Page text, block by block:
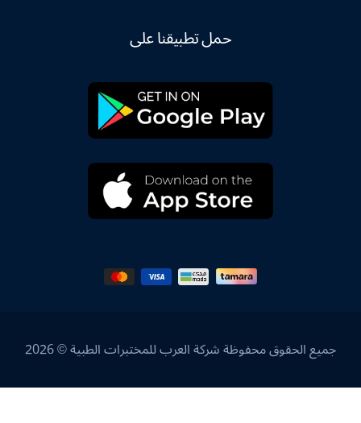
حمل تطبيقنا على
جميع الحقوق محفوظة شركة العرب للمختبرات الطبية © 2026